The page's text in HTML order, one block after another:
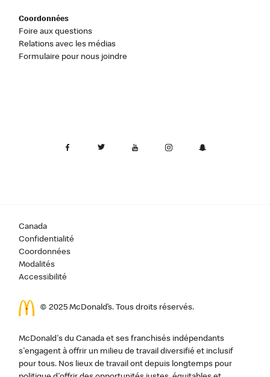
Coordonnées
Foire aux questions
Relations avec les médias
Formulaire pour nous joindre
Canada
Confidentialité
Coordonnées
Modalités
Accessibilité
© 2025 McDonald’s. Tous droits réservés.
McDonald's du Canada et ses franchisés indépendants
s'engagent à offrir un milieu de travail diversifié et inclusif
pour tous. Nos lieux de travail ont depuis longtemps pour